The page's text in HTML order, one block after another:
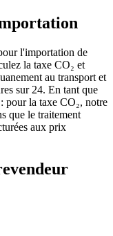
l'importation de
la taxe CO₂ et
au transport et
sur 24. En tant que
pour la taxe CO₂, notre
que le traitement
aux prix